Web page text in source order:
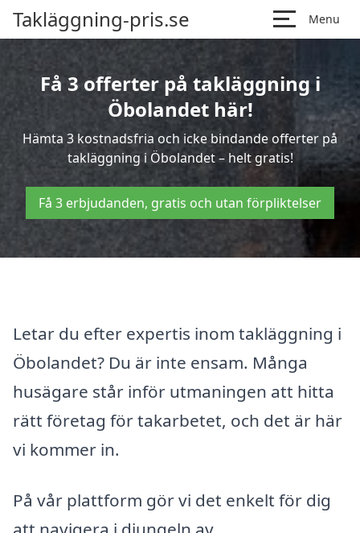
Takläggning-pris.se Menu
Få 3 offerter på takläggning i
Öbolandet här!
Hämta 3 kostnadsfria och icke bindande offerter på
takläggning i Öbolandet – helt gratis!
Få 3 erbjudanden, gratis och utan förpliktelser
Letar du efter expertis inom takläggning i
Öbolandet? Du är inte ensam. Många
husägare står inför utmaningen att hitta
rätt företag för takarbetet, och det är här
vi kommer in.
På vår plattform gör vi det enkelt för dig